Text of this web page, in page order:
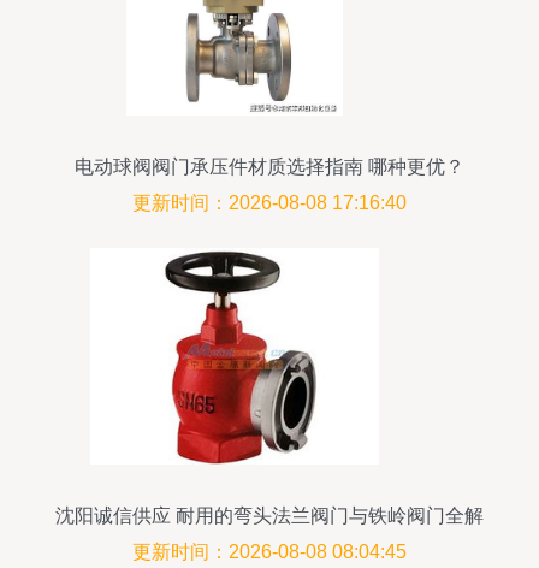
电动球阀阀门承压件材质选择指南 哪种更优？
更新时间：2026-08-08 17:16:40
沈阳诚信供应 耐用的弯头法兰阀门与铁岭阀门全解
析
更新时间：2026-08-08 08:04:45